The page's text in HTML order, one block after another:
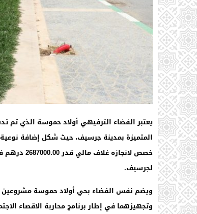
المتميزة بمدينة جرسيف، حيث شكل إضافة
خصص
لجرسيف.
ويضم نفس الفضاء بحي أولاد حموسة مشروعين
وتجهيزهما في إطار برنامج محاربة الاقصاء